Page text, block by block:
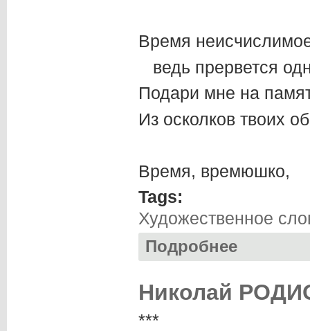
Время
ведь прервется
Подари мне на
Из осколков твоих
Время, времюшко,
Tags:
Художественное
Подробнее
Николай
***